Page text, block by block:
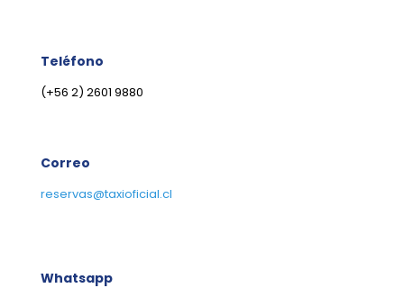
Teléfono
(+56 2) 2601 9880
Correo
reservas@taxioficial.cl
Whatsapp